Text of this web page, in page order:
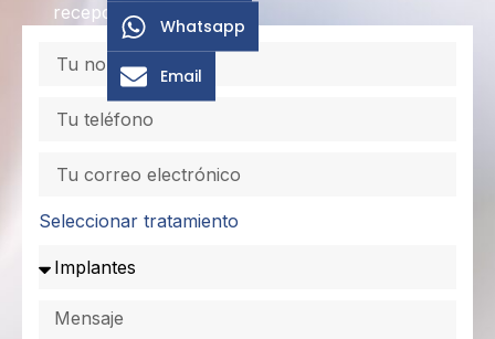
recepción.
Seleccionar tratamiento
Whatsapp
Email